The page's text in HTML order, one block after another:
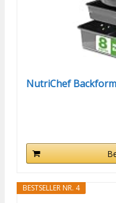
NutriChef
BESTSELLER NR. 4